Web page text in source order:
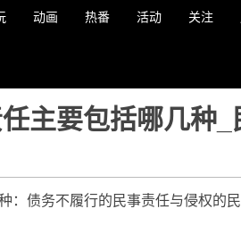
动画 热番 活动 关注
主要包括哪几种
：债务不履行的民事责任与侵权的民